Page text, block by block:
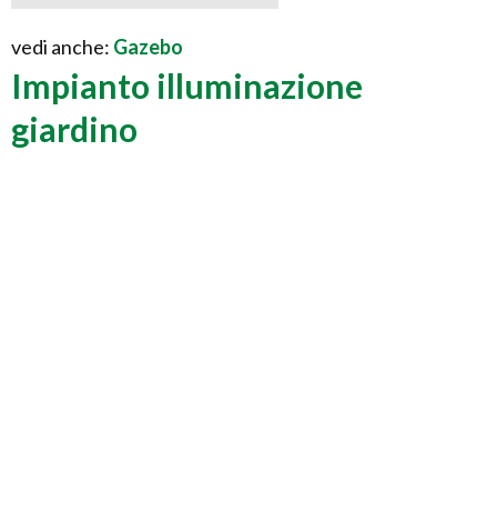
vedi anche: Gazebo
Impianto illuminazione
giardino